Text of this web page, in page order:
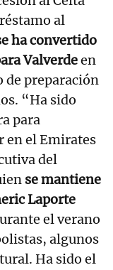
al
ha convertido
Valverdeen
de preparación
“Ha sido
para
en el Emirates
del
se mantiene
Laporte
el verano
algunos
Ha sido el